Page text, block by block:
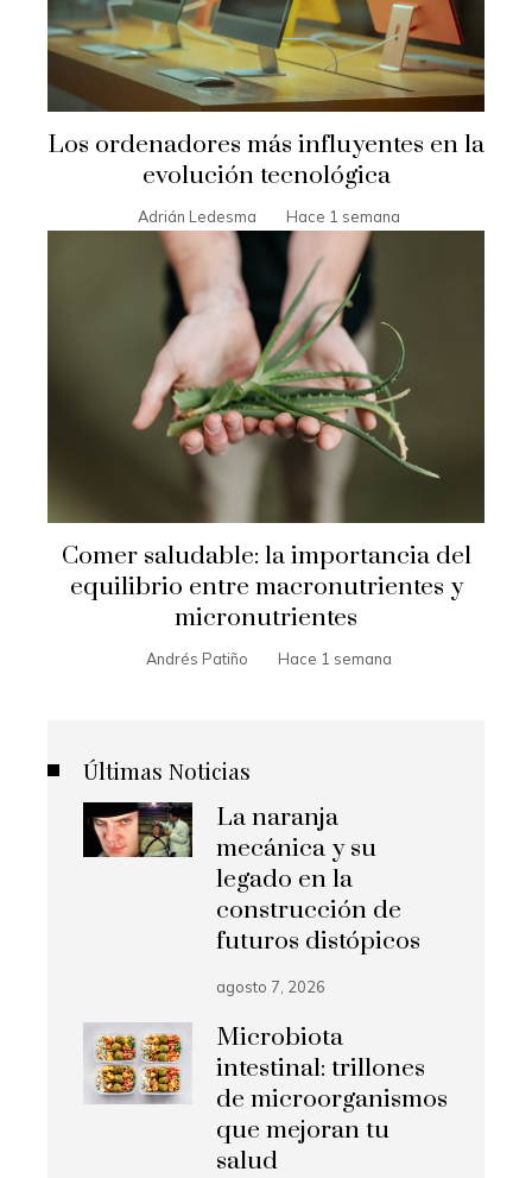
Los ordenadores más influyentes en la
evolución tecnológica
Adrián Ledesma Hace 1 semana
Comer saludable: la importancia del
equilibrio entre macronutrientes y
micronutrientes
Andrés Patiño Hace 1 semana
Últimas Noticias
La naranja
mecánica y su
legado en la
construcción de
futuros distópicos
agosto 7, 2026
Microbiota
intestinal: trillones
de microorganismos
que mejoran tu
salud